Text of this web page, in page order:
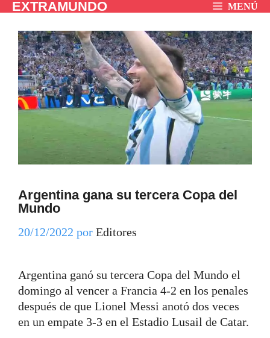
Saltar
contenido
EXTRAMUNDO MENÚ
Argentina gana su tercera Copa del
Mundo
20/12/2022 por Editores
Argentina ganó su tercera Copa del Mundo el
domingo al vencer a Francia 4-2 en los penales
después de que Lionel Messi anotó dos veces
en un empate 3-3 en el Estadio Lusail de Catar.